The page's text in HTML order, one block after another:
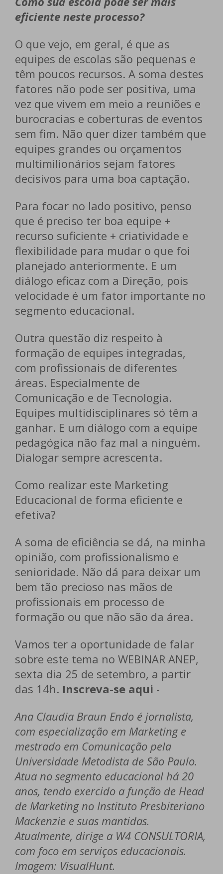
eficiente neste processo?
O que vejo, em geral, é que as
equipes de escolas são pequenas e
têm poucos recursos. A soma destes
fatores não pode ser positiva, uma
vez que vivem em meio a reuniões e
burocracias e coberturas de eventos
sem fim. Não quer dizer também que
equipes grandes ou orçamentos
multimilionários sejam fatores
decisivos para uma boa captação.
Para focar no lado positivo, penso
que é preciso ter boa equipe +
recurso suficiente + criatividade e
flexibilidade para mudar o que foi
planejado anteriormente. E um
diálogo eficaz com a Direção, pois
velocidade é um fator importante no
segmento educacional.
Outra questão diz respeito à
formação de equipes integradas,
com profissionais de diferentes
áreas. Especialmente de
Comunicação e de Tecnologia.
Equipes multidisciplinares só têm a
ganhar. E um diálogo com a equipe
pedagógica não faz mal a ninguém.
Dialogar sempre acrescenta.
Como realizar este Marketing
Educacional de forma eficiente e
efetiva?
A soma de eficiência se dá, na minha
opinião, com profissionalismo e
senioridade. Não dá para deixar um
bem tão precioso nas mãos de
profissionais em processo de
formação ou que não são da área.
Vamos ter a oportunidade de falar
sobre este tema no WEBINAR ANEP,
sexta dia 25 de setembro, a partir
das 14h. Inscreva-se aqui -
Ana Claudia Braun Endo é jornalista,
com especialização em Marketing e
mestrado em Comunicação pela
Universidade Metodista de São Paulo.
Atua no segmento educacional há 20
anos, tendo exercido a função de Head
de Marketing no Instituto Presbiteriano
Mackenzie e suas mantidas.
Atualmente, dirige a W4 CONSULTORIA,
com foco em serviços educacionais.
Imagem: VisualHunt.